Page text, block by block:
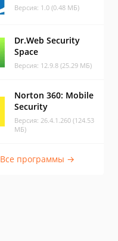
Версия: 1.0 (0.48 МБ)
Dr.Web Security
Space
Версия: 12.9.8 (25.29 МБ)
Norton 360: Mobile
Security
Версия: 26.4.1.260 (124.53
МБ)
Все программы →